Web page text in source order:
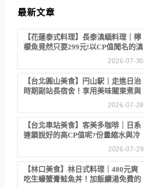
最新文章
【花蓮泰式料理】長泰滇緬料理｜檸
檬魚竟然只要299元!以CP值聞名的滇
2026-07-30
【台北圓山美食】円山駅｜走進日治
時期副站長宿舍！享用美味關東煮與
2026-07-29
【台北車站美食】客美多咖啡｜日系
連鎖說好的高CP值呢?份量縮水與冷
2026-07-29
【林口美食】林日式料理｜480元爽
吃生蠔蟹膏鮭魚丼！加飯續湯免費的